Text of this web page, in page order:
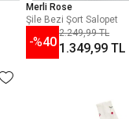
Merli Rose
Şile Bezi Şort Salopet
-%40
2.249,99 TL
1.349,99 TL